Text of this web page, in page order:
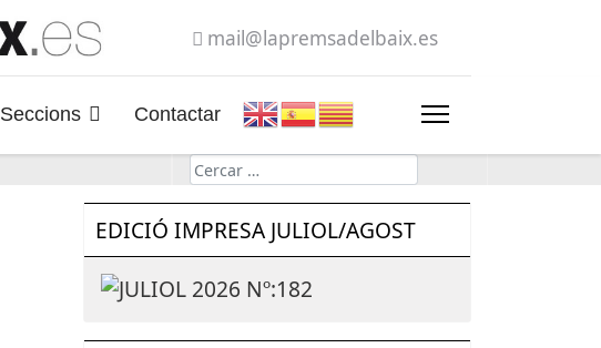
mail@lapremsadelbaix.es
Seccions Contactar
Cerca
EDICIÓ IMPRESA JULIOL/AGOST